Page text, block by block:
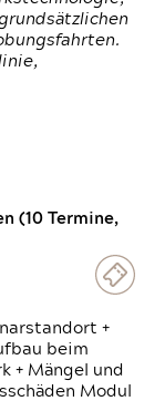
(10 Termine,
+
beim
+ Mängel und
Modul